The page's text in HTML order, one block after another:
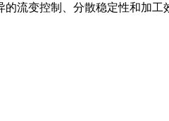
流变控制、分散稳定性和加工